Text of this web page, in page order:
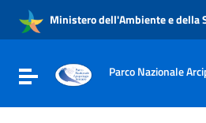
Vai al menu di navigazione
Vai al footer
Ministero dell'Ambiente e della
Attiva / disattiva la navigazione
Parco Nazionale